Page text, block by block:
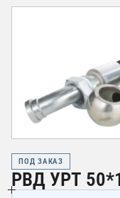
ПОД ЗАКАЗ
РВД УРТ